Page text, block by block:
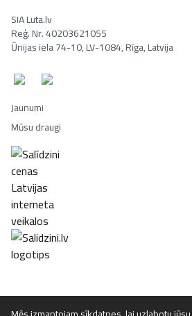
SIA Luta.lv
Reģ. Nr. 40203621055
Ūnijas iela 74-10, LV-1084, Rīga, Latvija
Jaunumi
Mūsu draugi